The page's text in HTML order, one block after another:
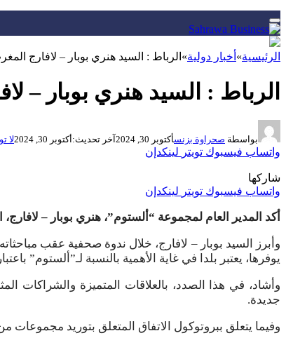
الرئيسية» أخبار دولية» الرباط : السيد هنري بوبار – لافارج
الرباط : السيد هنري بوبار –
بواسطة صحراوة بزنسأكتوبر 30, 2024 آخر تحديث:أكتوبر 30, 2024 لا
واتساب فيسبوك تويتر لينكدإن
شاركها
واتساب فيسبوك تويتر لينكدإن
أكد المدير العام لمجموعة “ألستوم”، هنري بوبار –
وأبرز السيد بوبار – لافارج، خلال ندوة صحفية عقب
يوفرها، يعتبر بلدا في غاية الأهمية بالنسبة لـ”ألستوم”
وأشاد، في هذا الصدد، بالعلاقات المتميزة والشراكات
جديدة.
وفيما يتعلق ببروتوكول الاتفاق المتعلق بتوريد